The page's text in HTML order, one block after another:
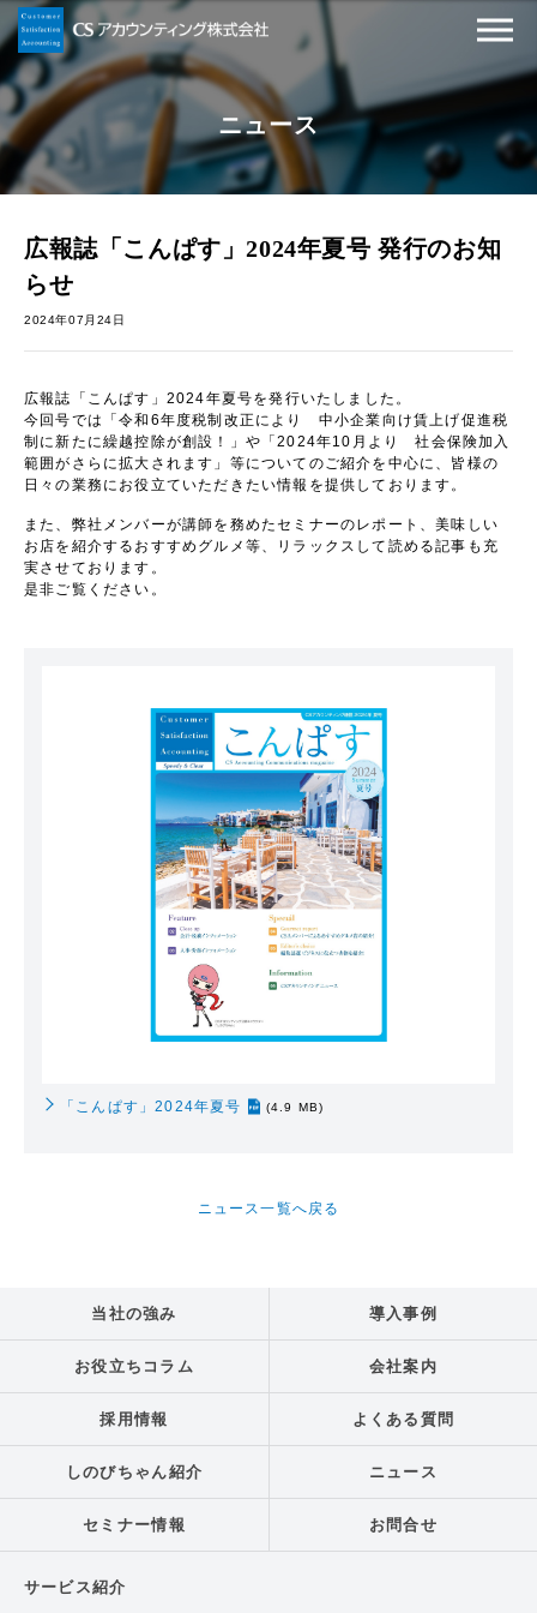
ニュース
広報誌「こんぱす」2024年夏号 発行のお知
らせ
2024年07月24日
広報誌「こんぱす」2024年夏号を発行いたしました。
今回号では「令和6年度税制改正により 中小企業向け賃上げ促進税
制に新たに繰越控除が創設！」や「2024年10月より 社会保険加入
範囲がさらに拡大されます」等についてのご紹介を中心に、皆様の
日々の業務にお役立ていただきたい情報を提供しております。
また、弊社メンバーが講師を務めたセミナーのレポート、美味しい
お店を紹介するおすすめグルメ等、リラックスして読める記事も充
実させております。
是非ご覧ください。
「こんぱす」2024年夏号 (4.9 MB)
ニュース一覧へ戻る
当社の強み 導入事例
お役立ちコラム 会社案内
採用情報 よくある質問
しのびちゃん紹介 ニュース
セミナー情報 お問合せ
サービス紹介